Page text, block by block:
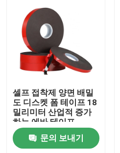
셀프 접착제 양면 배밀
도 디스켓 폼 테이프 18
밀리미터 산업적 증가
하는 에바 테이프
문의 보내기